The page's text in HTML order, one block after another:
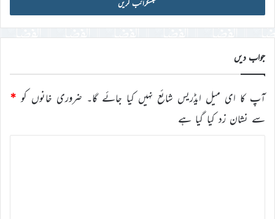
ڈی
درج
کریں
جواب دیں
آپ کا ای میل ایڈریس شائع نہیں کیا جائے گا۔ ضروری خانوں کو *
سے نشان زد کیا گیا ہے